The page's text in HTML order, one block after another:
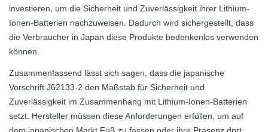
investieren, um die Sicherheit und Zuverlässigkeit ihrer Lithium-
Ionen-Batterien nachzuweisen. Dadurch wird sichergestellt, dass
die Verbraucher in Japan diese Produkte bedenkenlos verwenden
können.
Zusammenfassend lässt sich sagen, dass die japanische
Vorschrift J62133-2 den Maßstab für Sicherheit und
Zuverlässigkeit im Zusammenhang mit Lithium-Ionen-Batterien
setzt. Hersteller müssen diese Anforderungen erfüllen, um auf